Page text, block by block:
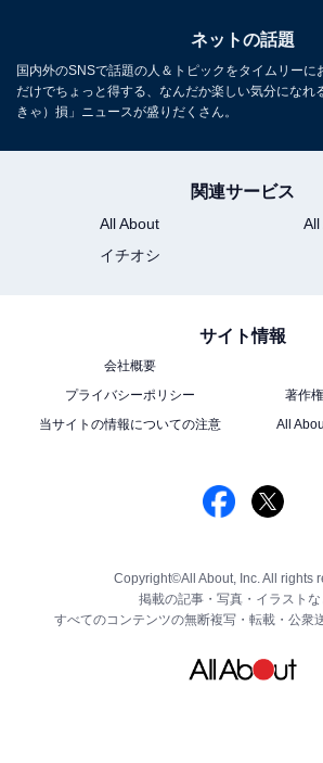
ネットの話題
国内外のSNSで話題の人＆トピックをタイムリーに
だけでちょっと得する、なんだか楽しい気分になれ
きゃ）損」ニュースが盛りだくさん。
関連サービス
All About
All
イチオシ
サイト情報
会社概要
プライバシーポリシー
著作
当サイトの情報についての注意
All
Copyright©All About, Inc. All rights
掲載の記事・写真・イラストな
すべてのコンテンツの無断複写・転載・公衆